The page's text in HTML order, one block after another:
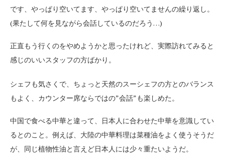
です、やっぱり空いてます、やっぱり空いてませんの繰り返し。
(果たして何を見ながら会話しているのだろう…)
正直もう行くのをやめようかと思ったけれど、実際訪れてみると
感じのいいスタッフの方ばかり。
シェフも気さくで、ちょっと天然のスーシェフの方とのバランス
もよく、カウンター席ならではの”会話”も楽しめた。
中国で食べる中華と違って、日本人に合わせた中華を意識してい
るとのこと。例えば、大陸の中華料理は菜種油をよく使うそうだ
が、同じ植物性油と言えど日本人には少々重たいようだ。